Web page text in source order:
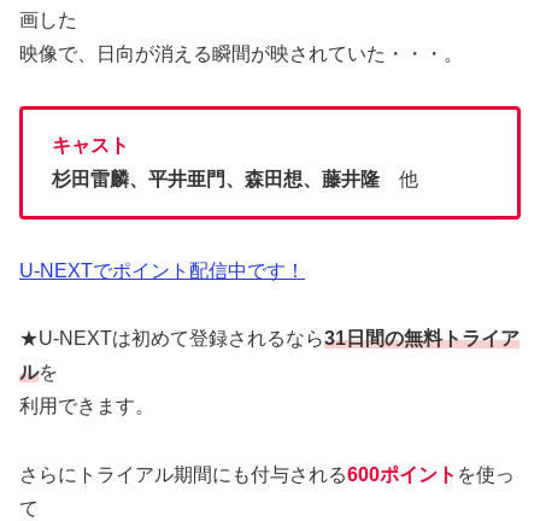
画した
映像で、日向が消える瞬間が映されていた・・・。
キャスト
杉田雷麟、平井亜門、森田想、藤井隆 他
U-NEXTでポイント配信中です！
★U-NEXTは初めて登録されるなら31日間の無料トライア
ルを
利用できます。
さらにトライアル期間にも付与される600ポイント を使っ
て